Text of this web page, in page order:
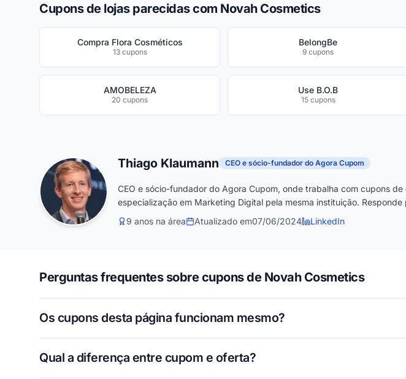
Cupons de lojas parecidas com Novah Cosmetics
Compra Flora Cosméticos
13 cupons
BelongBe
9 cupons
AMOBELEZA
20 cupons
Use B.O.B
15 cupons
Thiago Klaumann CEO e sócio-fundador do Agora Cupom
CEO e sócio-fundador do Agora Cupom, onde trabalha com cupons
especialização em Marketing Digital pela mesma instituição.
9 anos na área
Atualizado em07/06/2024 LinkedIn
Perguntas frequentes sobre cupons de Novah Cosmetics
Os cupons desta página funcionam mesmo?
Qual a diferença entre cupom e oferta?